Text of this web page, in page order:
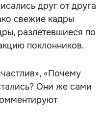
друг от друга
свежие кадры
разлетевшиеся по
поклонников.
«Почему
Они же сами